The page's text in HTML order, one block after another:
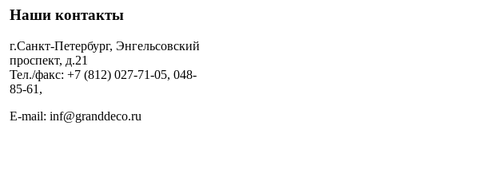
Наши контакты
г.Санкт-Петербург, Энгельсовский
проспект, д.21
Тел./факс: +7 (812) 027-71-05, 048-
85-61,
E-mail: inf@granddeco.ru